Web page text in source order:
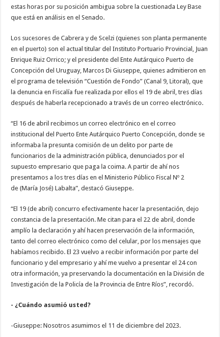
estas horas por su posición ambigua sobre la cuestionada Ley Base
que está en análisis en el Senado.
Los sucesores de Cabrera y de Scelzi (quienes son planta permanente
en el puerto) son el actual titular del Instituto Portuario Provincial, Juan
Enrique Ruiz Orrico; y el presidente del Ente Autárquico Puerto de
Concepción del Uruguay, Marcos Di Giuseppe, quienes admitieron en
el programa de televisión “Cuestión de Fondo” (Canal 9, Litoral), que
la denuncia en Fiscalía fue realizada por ellos el 19 de abril, tres días
después de haberla recepcionado a través de un correo electrónico.
“El 16 de abril recibimos un correo electrónico en el correo
institucional del Puerto Ente Autárquico Puerto Concepción, donde se
informaba la presunta comisión de un delito por parte de
funcionarios de la administración pública, denunciados por el
supuesto empresario que paga la coima. A partir de ahí nos
presentamos a los tres días en el Ministerio Público Fiscal Nº 2
de (María José) Labalta”, destacó Giuseppe.
“El 19 (de abril) concurro efectivamente hacer la presentación, dejo
constancia de la presentación. Me citan para el 22 de abril, donde
amplío la declaración y ahí hacen preservación de la información,
tanto del correo electrónico como del celular, por los mensajes que
habíamos recibido. El 23 vuelvo a recibir información por parte del
funcionario y del empresario y ahí me vuelvo a presentar el 24 con
otra información, ya preservando la documentación en la División de
Investigación de la Policía de la Provincia de Entre Ríos”, recordó.
- ¿Cuándo asumió usted?
-Giuseppe: Nosotros asumimos el 11 de diciembre del 2023.